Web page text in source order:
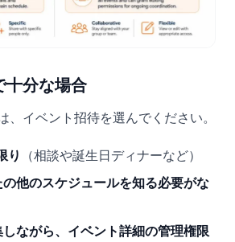
十分な場合
、イベント招待を選んでください。
り
（相談や誕生日ディナーなど）
他のスケジュールを知る必要がな
ながら、イベント詳細の管理権限